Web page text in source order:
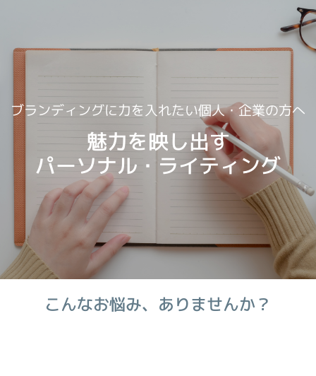
ブランディングに力を入れたい個人・企業の方へ
魅力を映し出す
パーソナル・ライティング
こんなお悩み、ありませんか？